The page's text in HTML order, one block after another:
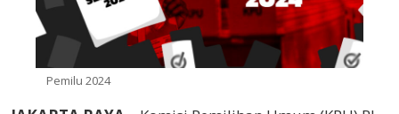
Pemilu 2024